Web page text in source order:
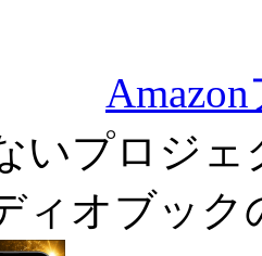
いプロジェ
ィオブック